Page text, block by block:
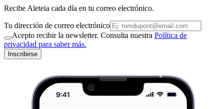
Recibe Aleteia cada día en tu correo electrónico.
Tu dirección de correo electrónico
Acepto recibir la newsletter. Consulta nuestra Política de
privacidad para saber más.
Inscribirse